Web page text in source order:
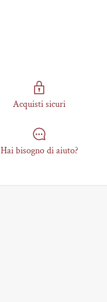
Acquisti sicuri
Hai bisogno di aiuto?